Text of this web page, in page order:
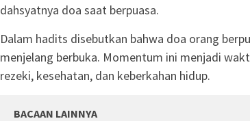
dahsyatnya doa saat berpuasa.
Dalam hadits disebutkan bahwa doa orang
menjelang berbuka. Momentum ini menjadi
rezeki, kesehatan, dan keberkahan hidup.
BACAAN LAINNYA